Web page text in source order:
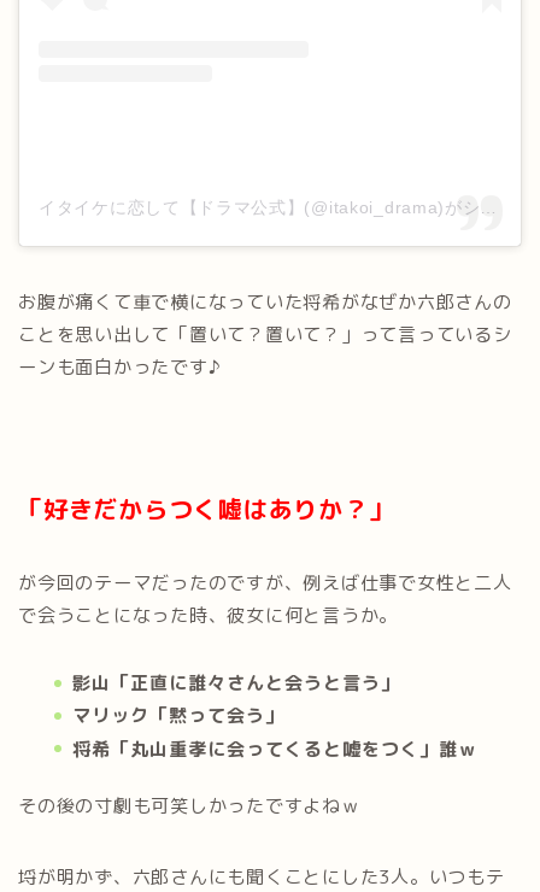
お腹が痛くて車で横になっていた将希がなぜか六郎さんの
ことを思い出して「置いて？置いて？」って言っているシ
ーンも面白かったです♪
「好きだからつく嘘はありか？」
が今回のテーマだったのですが、例えば仕事で女性と二人
で会うことになった時、彼女に何と言うか。
影山「正直に誰々さんと会うと言う」
マリック「黙って会う」
将希「丸山重孝に会ってくると嘘をつく」誰ｗ
その後の寸劇も可笑しかったですよねｗ
埒が明かず、六郎さんにも聞くことにした3人。いつもテ